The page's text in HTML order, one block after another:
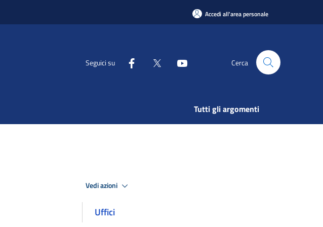
Accedi all'area personale
Seguici su Cerca
Tutti gli argomenti
Vedi azioni
Uffici